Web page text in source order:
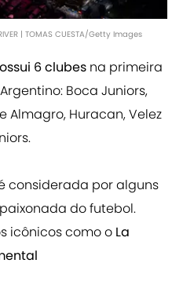
| TOMAS CUESTA/Getty Images
6 clubes na primeira
Boca Juniors,
Almagro, Huracan, Velez
considerada por alguns
do futebol.
icônicos como o La